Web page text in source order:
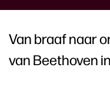
Van braaf naar
van Beethoven